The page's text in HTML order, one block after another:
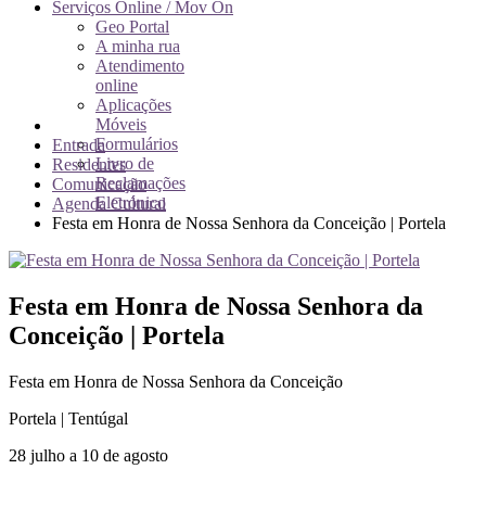
Serviços Online / Mov On
Geo Portal
A minha rua
Atendimento
online
Aplicações
Móveis
Formulários
Livro de
Reclamações
Eletrónico
Entrada
Residentes
Comunicação
Agenda Cultural
Festa em Honra de Nossa Senhora da Conceição | Portela
Festa em Honra de Nossa Senhora da
Conceição | Portela
Festa em Honra de Nossa Senhora da Conceição
Portela | Tentúgal
28 julho a 10 de agosto